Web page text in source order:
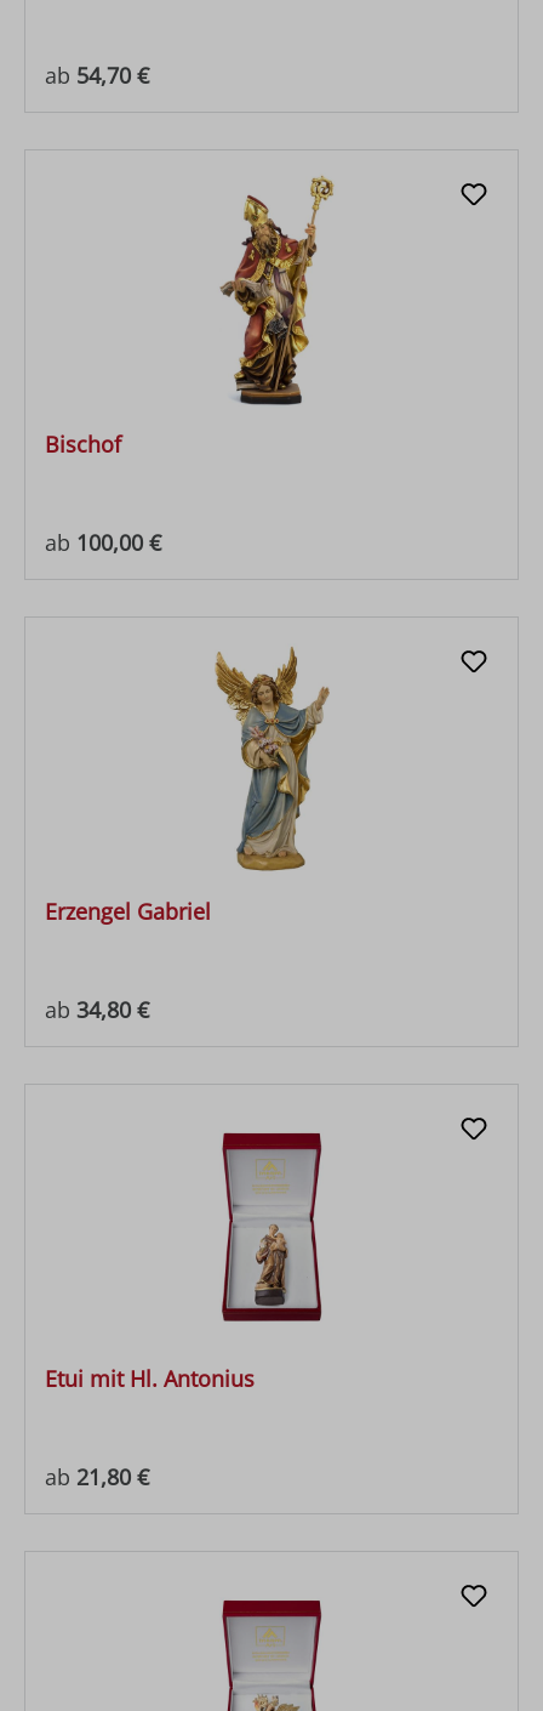
Regulärer Preis:
ab 54,70 €
Bischof
Regulärer Preis:
ab 100,00 €
Erzengel Gabriel
Regulärer Preis:
ab 34,80 €
Etui mit Hl. Antonius
Regulärer Preis:
ab 21,80 €